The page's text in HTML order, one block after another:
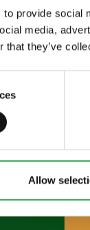
provide
media,
that they’ve
Allow